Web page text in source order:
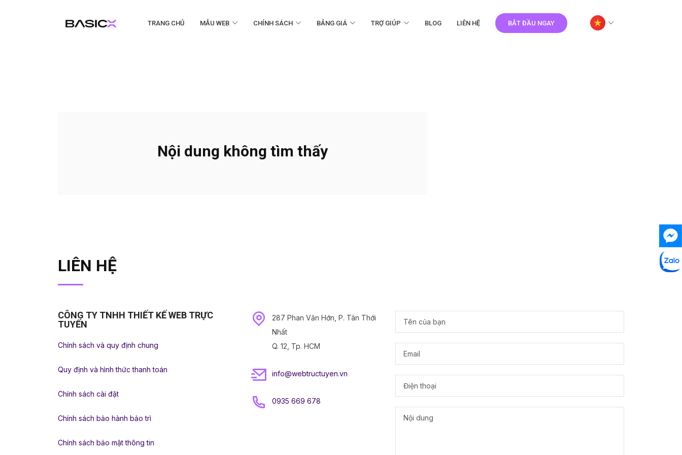
TRANG CHỦ MẪU WEB CHÍNH SÁCH BẢNG GIÁ TRỢ GIÚP BLOG LIÊN HỆ BẮT ĐẦU NGAY
Nội dung không tìm thấy
LIÊN HỆ
CÔNG TY TNHH THIẾT KẾ WEB TRỰC
TUYẾN
Chính sách và quy định chung
Quy định và hình thức thanh toán
Chính sách cài đặt
Chính sách bảo hành bảo trì
Chính sách bảo mật thông tin
287 Phan Văn Hớn, P. Tân Thới
Nhất
Q. 12, Tp. HCM
info@webtructuyen.vn
0935 669 678